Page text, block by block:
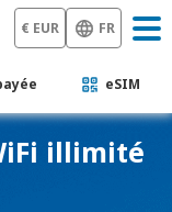
€ EUR FR
eSIM
illimité